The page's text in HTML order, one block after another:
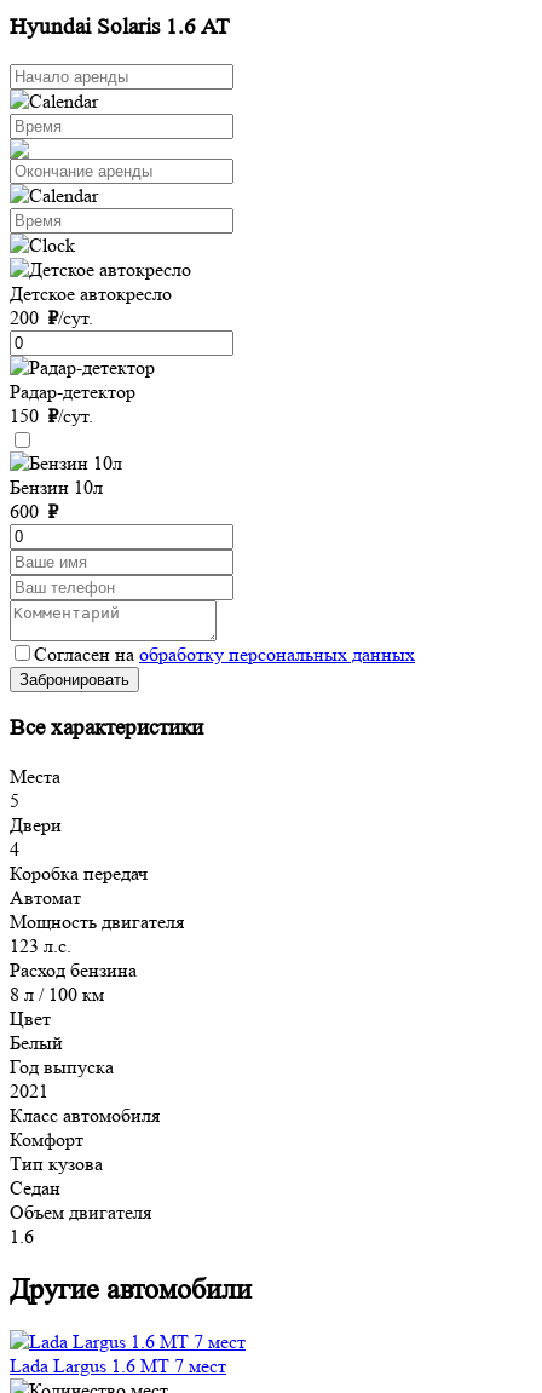
Hyundai Solaris 1.6 AT
Детское автокресло
200 ₽/сут.
Радар-детектор
150 ₽/сут.
Бензин 10л
600 ₽
Согласен на обработку персональных данных
Забронировать
Все характеристики
Места
5
Двери
4
Коробка передач
Автомат
Мощность двигателя
123 л.с.
Расход бензина
8 л / 100 км
Цвет
Белый
Год выпуска
2021
Класс автомобиля
Комфорт
Тип кузова
Седан
Объем двигателя
1.6
Другие автомобили
Lada Largus 1.6 MT 7 мест